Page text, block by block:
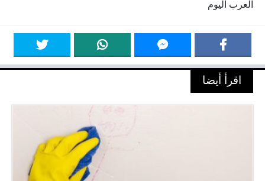
العرب اليوم
اقرأ أيضا